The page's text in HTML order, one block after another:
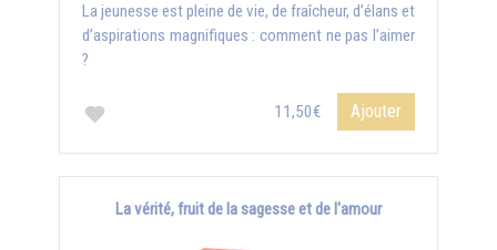
La jeunesse est pleine de vie, de fraîcheur, d’élans et
d’aspirations magnifiques : comment ne pas l’aimer
?
11,50€ Ajouter
La vérité, fruit de la sagesse et de l'amour